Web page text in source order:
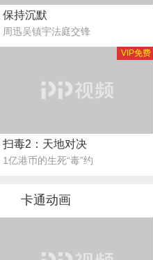
保持沉默
周迅吴镇宇法庭交锋
扫毒2：天地对决
1亿港币的生死“毒”约
VIP免费
卡通动画